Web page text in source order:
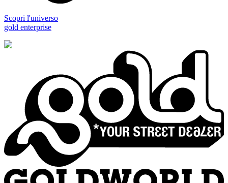
Scopri l'universo
gold enterprise